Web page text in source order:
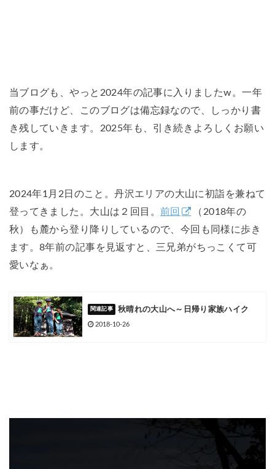
当ブログも、やっと2024年の記事に入りましたw。一年
前の事だけど、このブログは備忘録なので、しっかり書
き残していきます。2025年も、引き続きよろしくお願い
します。
2024年1月2日のこと。丹沢エリアの大山に初詣を兼ねて
登ってきました。大山は２回目。前回
（2018年の
秋）も麓から登り降りしているので、今回も同様に歩き
ます。8年前の記事を見返すと、三兄弟がちっこくて可
愛いなぁ。
秋晴れの大山へ～日帰り家族ハイク
2018-10-26